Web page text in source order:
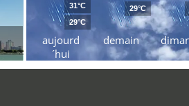
aujourd
´hui
31°C
29°C
demain
29°C